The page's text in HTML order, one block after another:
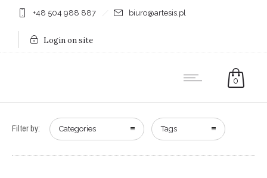
+48 504 988 887 biuro@artesis.pl
Login on site
0
Filter by: Categories Tags